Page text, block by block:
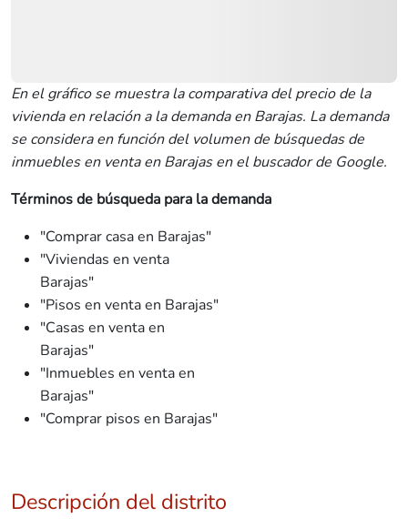
En el gráfico se muestra la comparativa del precio de la
vivienda en relación a la demanda en Barajas. La demanda
se considera en función del volumen de búsquedas de
inmuebles en venta en Barajas en el buscador de Google.
Términos de búsqueda para la demanda
"Comprar casa en Barajas"
"Viviendas en venta
Barajas"
"Pisos en venta en Barajas"
"Casas en venta en
Barajas"
"Inmuebles en venta en
Barajas"
"Comprar pisos en Barajas"
Descripción del distrito